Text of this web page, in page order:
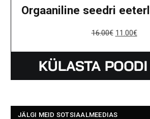
Orgaaniline seedri
16.00€ 11.00€
JÄLGI MEID SOTSIAALMEEDIAS